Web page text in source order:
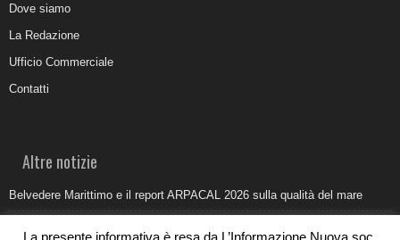
Dove siamo
La Redazione
Ufficio Commerciale
Contatti
Altre notizie
Belvedere Marittimo e il report ARPACAL 2026 sulla qualità del mare
La presente informativa è resa da L’Informazione Nuova soc.